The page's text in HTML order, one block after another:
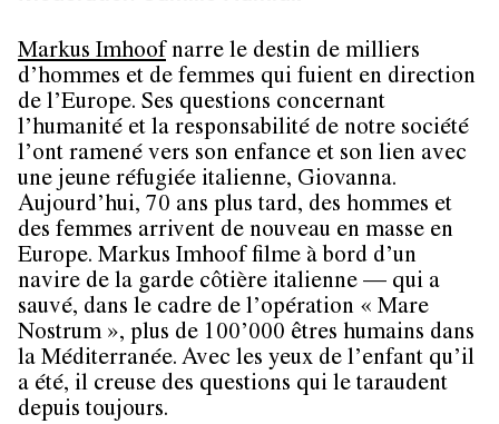
Markus Imhoof narre le destin de milliers
d’hommes et de femmes qui fuient en direction
de l’Europe. Ses questions concernant
l’humanité et la responsabilité de notre société
l’ont ramené vers son enfance et son lien avec
une jeune réfugiée italienne, Giovanna.
Aujourd’hui, 70 ans plus tard, des hommes et
des femmes arrivent de nouveau en masse en
Europe. Markus Imhoof filme à bord d’un
navire de la garde côtière italienne — qui a
sauvé, dans le cadre de l’opération « Mare
Nostrum », plus de 100’000 êtres humains dans
la Méditerranée. Avec les yeux de l’enfant qu’il
a été, il creuse des questions qui le taraudent
depuis toujours.